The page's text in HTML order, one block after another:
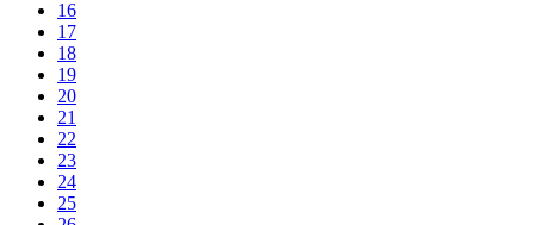
16
17
18
19
20
21
22
23
24
25